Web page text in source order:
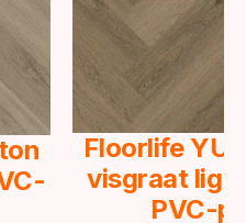
Floorlife
visgraat
PVC-